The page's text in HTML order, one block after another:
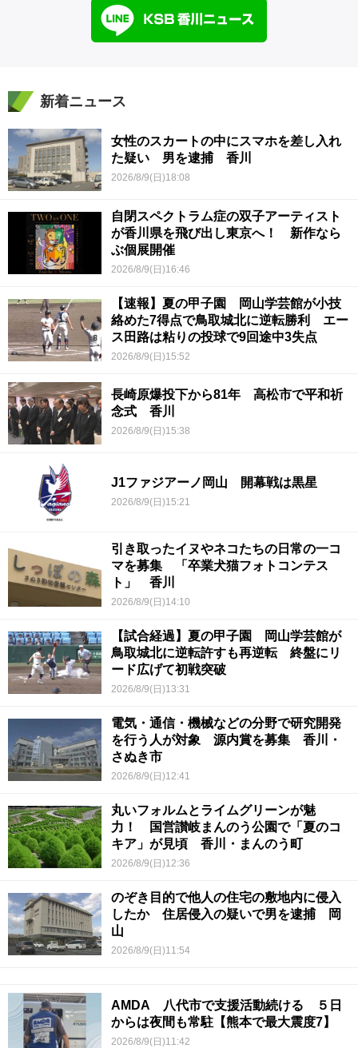
新着ニュース
女性のスカートの中にスマホを差し入れ
た疑い 男を逮捕 香川
2026/8/9(日)18:08
自閉スペクトラム症の双子アーティスト
が香川県を飛び出し東京へ！ 新作なら
ぶ個展開催
2026/8/9(日)16:46
【速報】夏の甲子園 岡山学芸館が小技
絡めた7得点で鳥取城北に逆転勝利 エー
ス田路は粘りの投球で9回途中3失点
2026/8/9(日)15:52
長崎原爆投下から81年 高松市で平和祈
念式 香川
2026/8/9(日)15:38
J1ファジアーノ岡山 開幕戦は黒星
2026/8/9(日)15:21
引き取ったイヌやネコたちの日常の一コ
マを募集 「卒業犬猫フォトコンテス
ト」 香川
2026/8/9(日)14:10
【試合経過】夏の甲子園 岡山学芸館が
鳥取城北に逆転許すも再逆転 終盤にリ
ード広げて初戦突破
2026/8/9(日)13:31
電気・通信・機械などの分野で研究開発
を行う人が対象 源内賞を募集 香川・
さぬき市
2026/8/9(日)12:41
丸いフォルムとライムグリーンが魅
力！ 国営讃岐まんのう公園で「夏のコ
キア」が見頃 香川・まんのう町
2026/8/9(日)12:36
のぞき目的で他人の住宅の敷地内に侵入
したか 住居侵入の疑いで男を逮捕 岡
山
2026/8/9(日)11:54
AMDA 八代市で支援活動続ける ５日
からは夜間も常駐【熊本で最大震度7】
2026/8/9(日)11:42